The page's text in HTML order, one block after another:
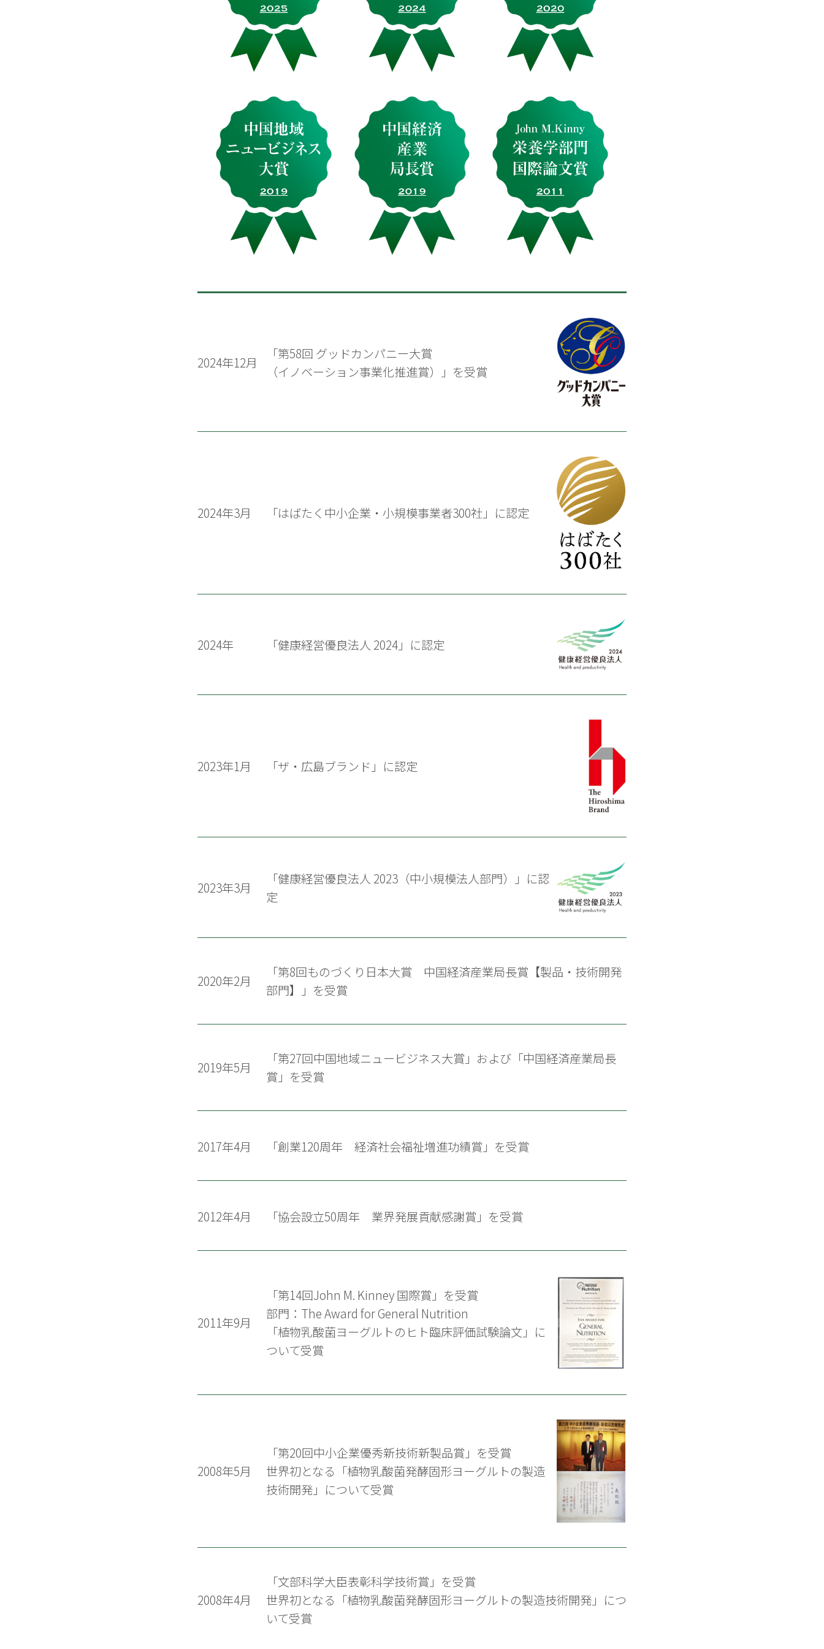
2024年12月
「第58回 グッドカンパニー大賞
（イノベーション事業化推進賞）」を受賞
2024年3月 「はばたく中小企業・小規模事業者300社」に認定
2024年 「健康経営優良法人 2024」に認定
2023年1月 「ザ・広島ブランド」に認定
2023年3月
「健康経営優良法人 2023（中小規模法人部門）」に認
定
2020年2月
「第8回ものづくり日本大賞 中国経済産業局長賞【製品・技術開発
部門】」を受賞
2019年5月
「第27回中国地域ニュービジネス大賞」および「中国経済産業局長
賞」を受賞
2017年4月 「創業120周年 経済社会福祉増進功績賞」を受賞
2012年4月 「協会設立50周年 業界発展貢献感謝賞」を受賞
2011年9月
「第14回John M. Kinney 国際賞」を受賞
部門：The Award for General Nutrition
「植物乳酸菌ヨーグルトのヒト臨床評価試験論文」に
ついて受賞
2008年5月
「第20回中小企業優秀新技術新製品賞」を受賞
世界初となる「植物乳酸菌発酵固形ヨーグルトの製造
技術開発」について受賞
2008年4月
「文部科学大臣表彰科学技術賞」を受賞
世界初となる「植物乳酸菌発酵固形ヨーグルトの製造技術開発」につ
いて受賞